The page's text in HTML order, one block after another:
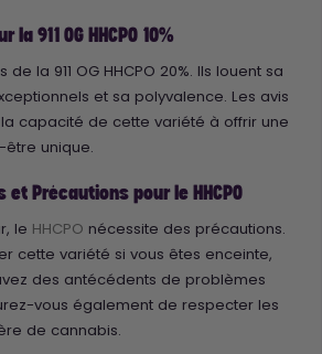
911 OG HHCPO 10%
la 911 OG HHCPO 20%. Ils louent sa
et sa polyvalence. Les avis
capacité de cette variété à offrir une
unique.
Précautions pour le HHCPO
le HHCPO nécessite des précautions.
cette variété si vous êtes enceinte,
des antécédents de problèmes
vous également de respecter les
de cannabis.